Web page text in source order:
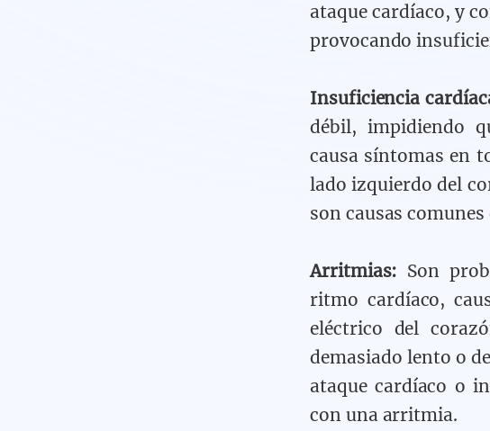
ataque cardíaco, y
provocando
Insuficiencia
débil, impidiendo
causa síntomas en
lado izquierdo del
son causas
Arritmias: Son
ritmo cardíaco,
eléctrico del
demasiado lento o
ataque cardíaco o
con una arritmia.